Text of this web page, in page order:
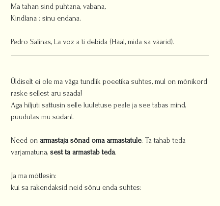
Ma tahan sind puhtana, vabana,
Kindlana : sinu endana.
Pedro Salinas, La voz a ti debida (Hääl, mida sa väärid).
Üldiselt ei ole ma väga tundlik poeetika suhtes, mul on mõnikord
raske sellest aru saada!
Aga hiljuti sattusin selle luuletuse peale ja see tabas mind,
puudutas mu südant.
Need on armastaja sõnad oma armastatule. Ta tahab teda
varjamatuna,sest ta armastab teda.
Ja ma mõtlesin:
kui sa rakendaksid neid sõnu enda suhtes: